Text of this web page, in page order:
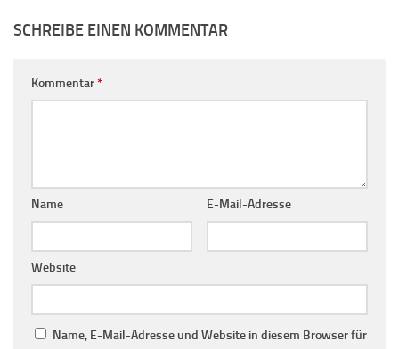
SCHREIBE EINEN KOMMENTAR
Kommentar*
Name E-Mail-Adresse
Website
Name, E-Mail-Adresse und Website in diesem Browser für